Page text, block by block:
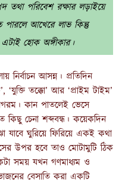
তথা পরিবেশ রক্ষার লড়াইয়ে
পারলে আখেরে লাভ কিন্তু
হোক অঙ্গীকার।
নির্বাচন আসন্ন। প্রতিদিন
‘যুক্তি তক্কো’ আর ‘প্রাইম টাইম’
কান পাতলেই ভেসে
চেনা শব্দবন্ধ। কয়েকদিন
ঘুরিয়ে ফিরিয়ে একই কথা
উপর হবে তাও মোটামুটি ঠিক
সময় যখন গণমাধ্যম ও
বেসাতি করা একটি